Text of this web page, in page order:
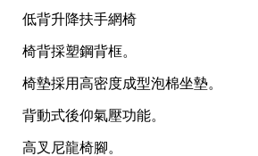
低背升降扶手網椅
椅背採塑鋼背框。
椅墊採用高密度成型泡棉坐墊。
背動式後仰氣壓功能。
高叉尼龍椅腳。